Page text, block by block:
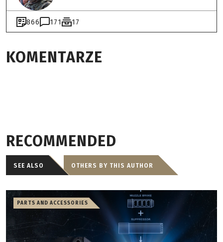
866 171 17
KOMENTARZE
RECOMMENDED
SEE ALSO OTHERS BY THIS AUTHOR
PARTS AND ACCESSORIES